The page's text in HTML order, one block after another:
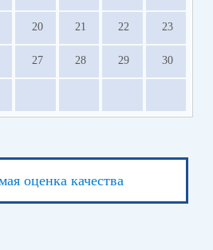
20 21 22 23
27 28 29 30
оценка качества